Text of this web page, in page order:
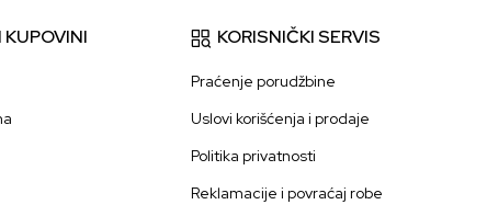
KUPOVINI KORISNIČKI SERVIS
Praćenje porudžbine
Uslovi korišćenja i prodaje
Politika privatnosti
Reklamacije i povraćaj robe